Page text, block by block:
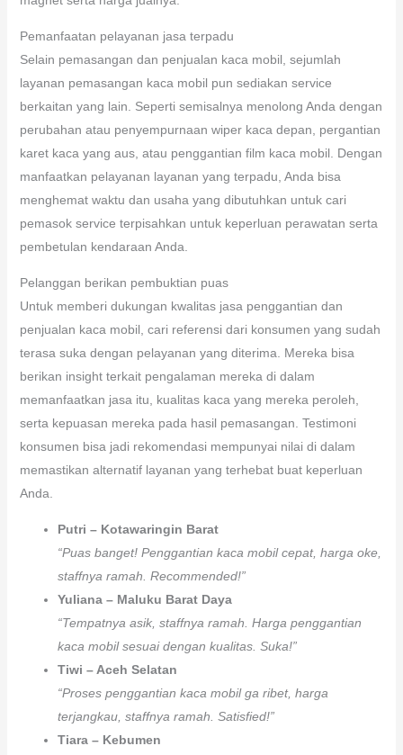
Pemanfaatan pelayanan jasa terpadu
Selain pemasangan dan penjualan kaca mobil, sejumlah
layanan pemasangan kaca mobil pun sediakan service
berkaitan yang lain. Seperti semisalnya menolong Anda dengan
perubahan atau penyempurnaan wiper kaca depan, pergantian
karet kaca yang aus, atau penggantian film kaca mobil. Dengan
manfaatkan pelayanan layanan yang terpadu, Anda bisa
menghemat waktu dan usaha yang dibutuhkan untuk cari
pemasok service terpisahkan untuk keperluan perawatan serta
pembetulan kendaraan Anda.
Pelanggan berikan pembuktian puas
Untuk memberi dukungan kwalitas jasa penggantian dan
penjualan kaca mobil, cari referensi dari konsumen yang sudah
terasa suka dengan pelayanan yang diterima. Mereka bisa
berikan insight terkait pengalaman mereka di dalam
memanfaatkan jasa itu, kualitas kaca yang mereka peroleh,
serta kepuasan mereka pada hasil pemasangan. Testimoni
konsumen bisa jadi rekomendasi mempunyai nilai di dalam
memastikan alternatif layanan yang terhebat buat keperluan
Anda.
Putri – Kotawaringin Barat
“Puas banget! Penggantian kaca mobil cepat, harga oke,
staffnya ramah. Recommended!”
Yuliana – Maluku Barat Daya
“Tempatnya asik, staffnya ramah. Harga penggantian
kaca mobil sesuai dengan kualitas. Suka!”
Tiwi – Aceh Selatan
“Proses penggantian kaca mobil ga ribet, harga
terjangkau, staffnya ramah. Satisfied!”
Tiara – Kebumen